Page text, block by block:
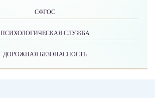
СФГОС
ПСИХОЛОГИЧЕСКАЯ СЛУЖБА
ДОРОЖНАЯ БЕЗОПАСНОСТЬ